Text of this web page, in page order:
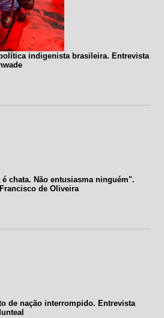
indigenista brasileira. Entrevista
chata. Não entusiasma ninguém".
de Oliveira
de nação interrompido. Entrevista